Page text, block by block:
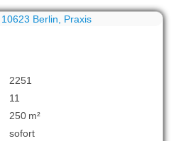
2251
11
250 m²
sofort